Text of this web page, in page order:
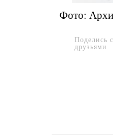
Фото:
Поделись с
друзьями